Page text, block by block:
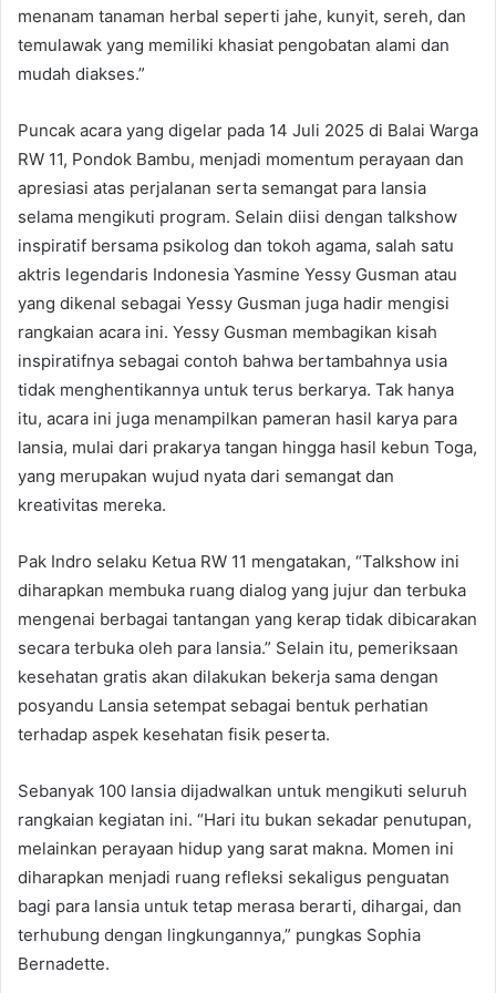
menanam tanaman herbal seperti jahe, kunyit, sereh, dan
temulawak yang memiliki khasiat pengobatan alami dan
mudah diakses.”
Puncak acara yang digelar pada 14 Juli 2025 di Balai Warga
RW 11, Pondok Bambu, menjadi momentum perayaan dan
apresiasi atas perjalanan serta semangat para lansia
selama mengikuti program. Selain diisi dengan talkshow
inspiratif bersama psikolog dan tokoh agama, salah satu
aktris legendaris Indonesia Yasmine Yessy Gusman atau
yang dikenal sebagai Yessy Gusman juga hadir mengisi
rangkaian acara ini. Yessy Gusman membagikan kisah
inspiratifnya sebagai contoh bahwa bertambahnya usia
tidak menghentikannya untuk terus berkarya. Tak hanya
itu, acara ini juga menampilkan pameran hasil karya para
lansia, mulai dari prakarya tangan hingga hasil kebun Toga,
yang merupakan wujud nyata dari semangat dan
kreativitas mereka.
Pak Indro selaku Ketua RW 11 mengatakan, “Talkshow ini
diharapkan membuka ruang dialog yang jujur dan terbuka
mengenai berbagai tantangan yang kerap tidak dibicarakan
secara terbuka oleh para lansia.” Selain itu, pemeriksaan
kesehatan gratis akan dilakukan bekerja sama dengan
posyandu Lansia setempat sebagai bentuk perhatian
terhadap aspek kesehatan fisik peserta.
Sebanyak 100 lansia dijadwalkan untuk mengikuti seluruh
rangkaian kegiatan ini. “Hari itu bukan sekadar penutupan,
melainkan perayaan hidup yang sarat makna. Momen ini
diharapkan menjadi ruang refleksi sekaligus penguatan
bagi para lansia untuk tetap merasa berarti, dihargai, dan
terhubung dengan lingkungannya,” pungkas Sophia
Bernadette.